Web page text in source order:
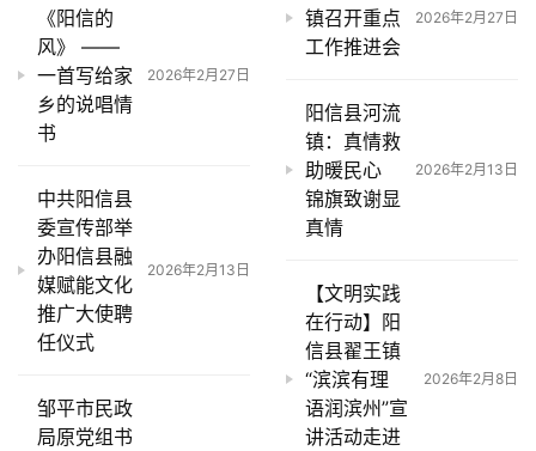
《阳信的
风》 ——
一首写给家
乡的说唱情
书
2026年2月27日
中共阳信县
委宣传部举
办阳信县融
媒赋能文化
推广大使聘
任仪式
2026年2月13日
邹平市民政
局原党组书
镇召开重点
工作推进会
2026年2月27日
阳信县河流
镇：真情救
助暖民心
锦旗致谢显
真情
2026年2月13日
【文明实践
在行动】阳
信县翟王镇
“滨滨有理
语润滨州”宣
讲活动走进
2026年2月8日